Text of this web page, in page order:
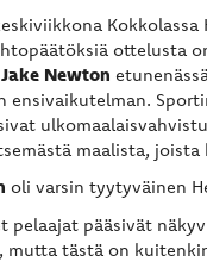
ottelusta
Newton
ensivaikutelman.
maalista,
oli varsin tyytyväinen
pelaajat pääsivät
tästä on